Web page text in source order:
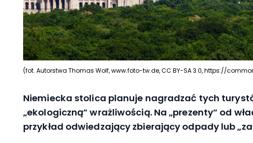
(fot. Autorstwa Thomas Wolf, www.foto-tw.de, CC BY-SA 3.0, https://
Niemiecka stolica planuje nagradzać tych
„ekologiczną” wrażliwością. Na „prezenty” od
przykład odwiedzający zbierający odpady lub